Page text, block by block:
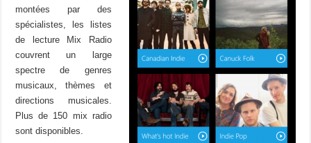
montées par des
spécialistes, les listes
de lecture Mix Radio
couvrent un large
spectre de genres
musicaux, thèmes et
directions musicales.
Plus de 150 mix radio
sont disponibles.